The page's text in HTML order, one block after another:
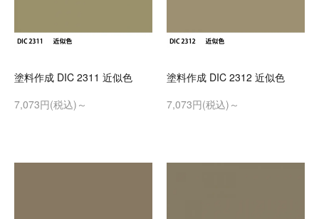
塗料作成 DIC 2311 近似色
7,073円(税込)～
塗料作成 DIC 2312 近似色
7,073円(税込)～